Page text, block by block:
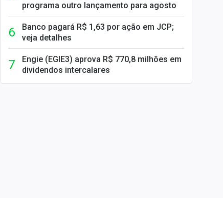
programa outro lançamento para agosto
Banco pagará R$ 1,63 por ação em JCP;
veja detalhes
Engie (EGIE3) aprova R$ 770,8 milhões em
dividendos intercalares